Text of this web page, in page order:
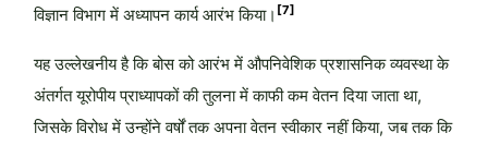
विज्ञान विभाग में अध्यापन कार्य आरंभ किया। [7]
यह उल्लेखनीय है कि बोस को आरंभ में औपनिवेशिक प्रशासनिक व्यवस्था के
अंतर्गत यूरोपीय प्राध्यापकों की तुलना में काफी कम वेतन दिया जाता था,
जिसके विरोध में उन्होंने वर्षों तक अपना वेतन स्वीकार नहीं किया, जब तक कि